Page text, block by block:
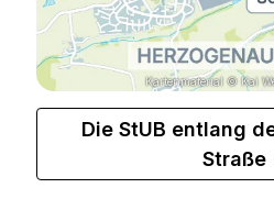
Kartenmaterial © Kai
Die StUB entlang
Straße